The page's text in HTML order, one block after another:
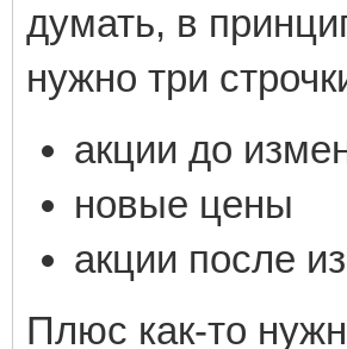
думать, в
нужно три
акции до
новые цены
акции после
Плюс как-то